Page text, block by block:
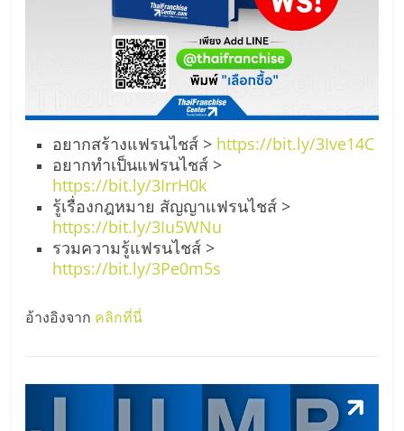
อยากสร้างแฟรนไชส์ > https://bit.ly/3Ive14C
อยากทำเป็นแฟรนไชส์ >
https://bit.ly/3IrrH0k
รู้เรื่องกฎหมาย สัญญาแฟรนไชส์ >
https://bit.ly/3Iu5WNu
รวมความรู้แฟรนไชส์ >
https://bit.ly/3Pe0m5s
อ้างอิงจาก คลิกที่นี่